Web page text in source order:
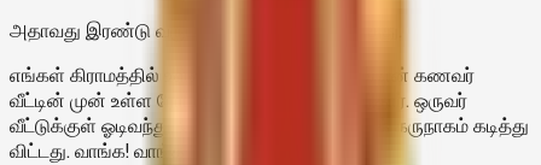
அதாவது இரண்டு வருடங்களுக்குப் பிறகு நடந்தது.
எங்கள் கிராமத்தில் உள்ள தோட்டத்தைப் பார்க்க என் கணவர்
வீட்டின் முன் உள்ள ரோட்டில் நின்று கொண்டிருந்தார். ஒருவர்
வீட்டுக்குள் ஓடிவந்து, ‘அம்மா! உங்கள் கணவரைக் கருநாகம் கடித்து
விட்டது. வாங்க! வாங்க!’ என்றார்.